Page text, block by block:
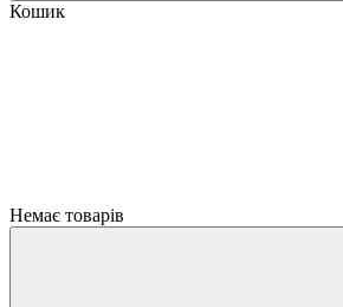
Кошик
Немає товарів